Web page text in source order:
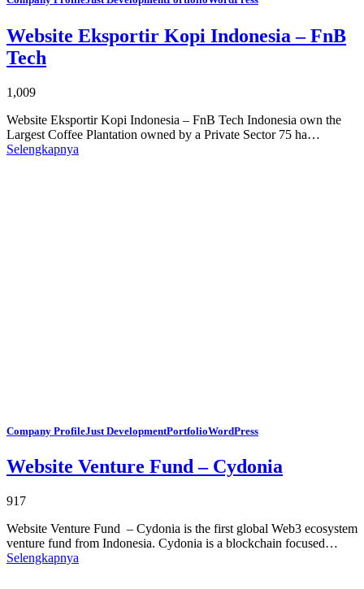
Website Eksportir Kopi Indonesia – FnB
Tech
1,009
Website Eksportir Kopi Indonesia – FnB Tech Indonesia own the
Largest Coffee Plantation owned by a Private Sector 75 ha…
Selengkapnya
Company ProfileJust DevelopmentPortfolioWordPress
Website Venture Fund – Cydonia
917
Website Venture Fund – Cydonia is the first global Web3 ecosystem
venture fund from Indonesia. Cydonia is a blockchain focused…
Selengkapnya